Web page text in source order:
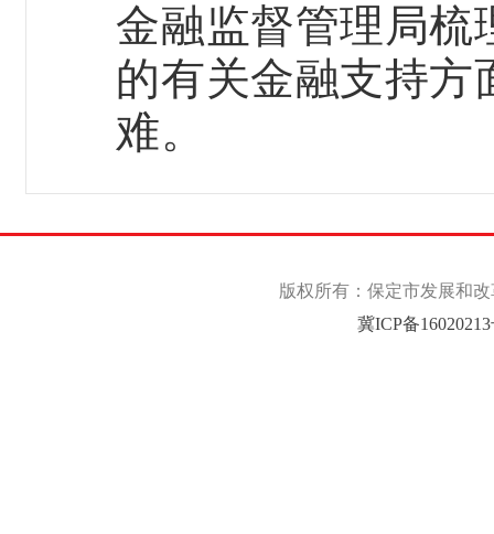
金融监督管理局梳
的有关金融支持方
难。
版权所有：保定市发展和
冀ICP备